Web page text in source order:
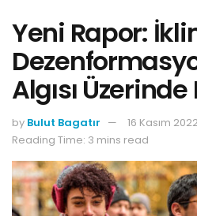
Yeni Rapor:
Algısı
by Bulut Bagatır
16 Kasım
Reading Time: 3 mins read